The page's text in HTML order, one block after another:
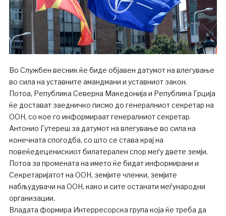
Во Службен весник ќе биде објавен датумот на влегување
во сила на уставните амандмани и уставниот закон.
Потоа, Република Северна Македонија и Република Грција
ќе достават заедничко писмо до генералниот секретар на
ООН, со кое го информираат генералниот секретар
Антонио Гутереш за датумот на влегување во сила на
конечната спогодба, со што се става крај на
повеќедеценискиот билатерален спор меѓу двете земји.
Потоа за промената на името ќе бидат информирани и
Секретаријатот на ООН, земјите членки, земјите
набљудувачи на ООН, како и сите останати меѓународни
организации.
Владата формира Интерресорска група која ќе треба да